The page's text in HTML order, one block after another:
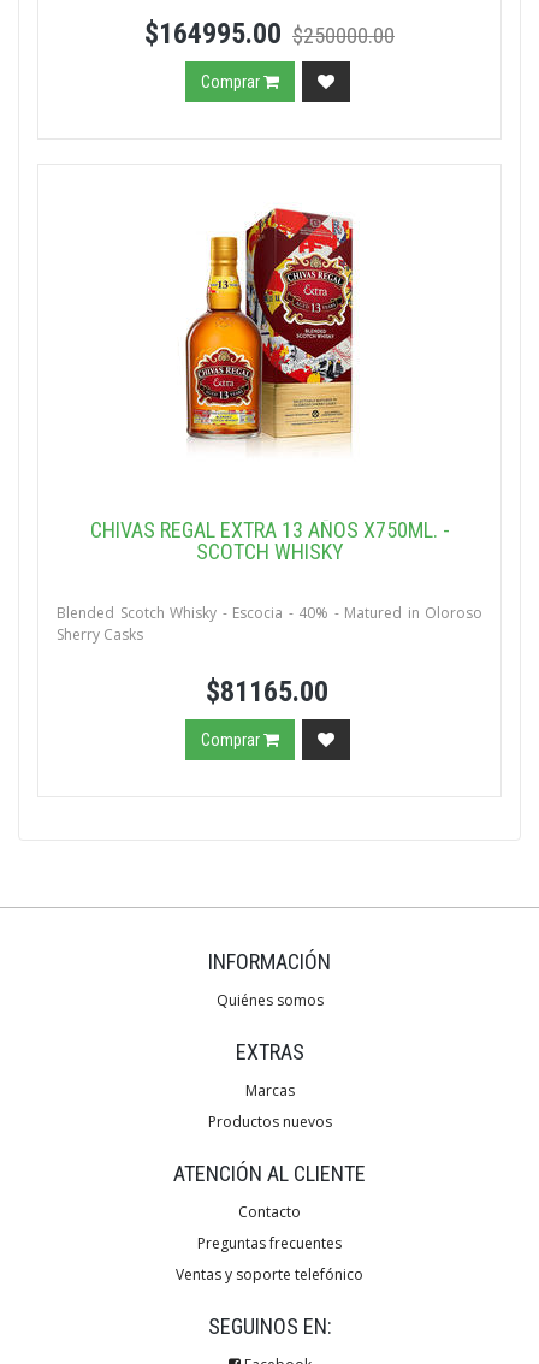
$164995.00 $250000.00
Comprar
CHIVAS REGAL EXTRA 13 AÑOS X750ML. -
SCOTCH WHISKY
Blended Scotch Whisky - Escocia - 40% - Matured in Oloroso
Sherry Casks
$81165.00
Comprar
INFORMACIÓN
Quiénes somos
EXTRAS
Marcas
Productos nuevos
ATENCIÓN AL CLIENTE
Contacto
Preguntas frecuentes
Ventas y soporte telefónico
SEGUINOS EN: